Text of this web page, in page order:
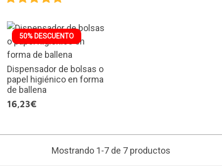
50% DESCUENTO
Dispensador de bolsas o
papel higiénico en forma
de ballena
16,23€
Mostrando 1-7 de 7 productos